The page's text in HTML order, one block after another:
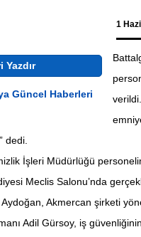
1
Yazdır
dedi.
İşleri Müdürlüğü
Meclis Salonu’nda
Akmercan şirketi
Adil Gürsoy, iş